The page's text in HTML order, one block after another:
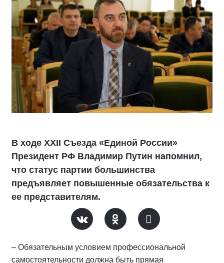
В ходе XXII Съезда «Единой России»
Президент РФ Владимир Путин напомнил,
что статус партии большинства
предъявляет повышенные обязательства к
ее представителям.
– Обязательным условием профессиональной
самостоятельности должна быть прямая